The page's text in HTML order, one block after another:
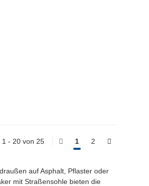
auf Asphalt, Pflaster oder
mit Straßensohle bieten die
1 - 20 von 25
1 2